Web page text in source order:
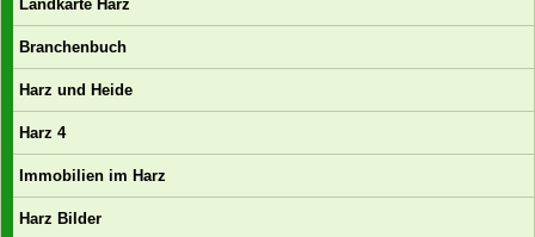
Landkarte Harz
Branchenbuch
Harz und Heide
Harz 4
Immobilien im Harz
Harz Bilder